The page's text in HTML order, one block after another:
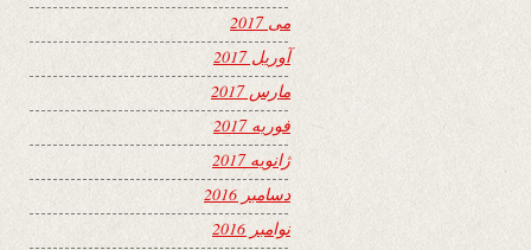
می 2017
آوریل 2017
مارس 2017
فوریه 2017
ژانویه 2017
دسامبر 2016
نوامبر 2016